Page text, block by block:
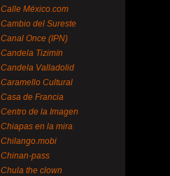
Calle México.com
Cambio del Sureste
Canal Once (IPN)
Candela Tizimín
Candela Valladolid
Caramello Cultural
Casa de Francia
Centro de la Imagen
Chiapas en la mira
Chilango.mobi
Chinan-pass
Chula the clown